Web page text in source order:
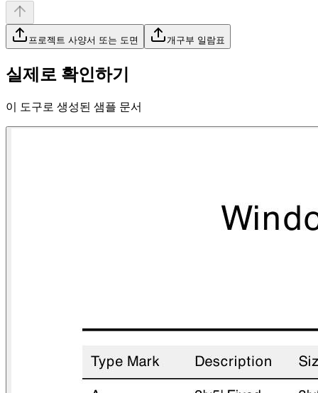
프로젝트 사양서 또는 도면 개구부 일람표
실제로 확인하기
이 도구로 생성된 샘플 문서